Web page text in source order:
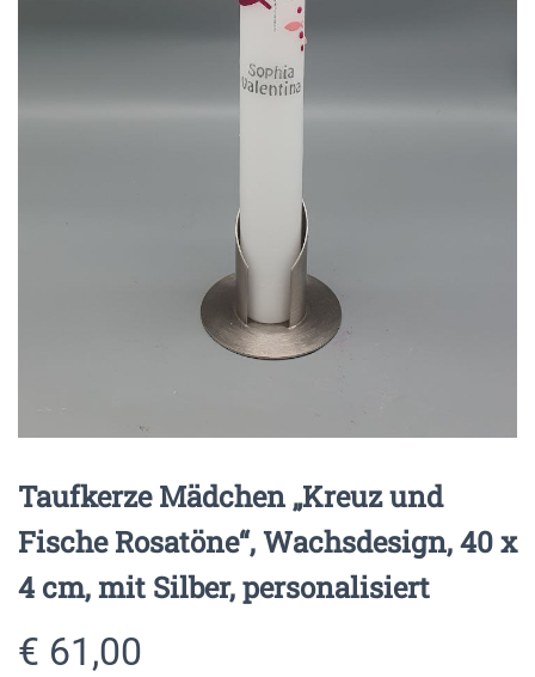
Taufkerze Mädchen „Kreuz und
Fische Rosatöne“, Wachsdesign, 40 x
4 cm, mit Silber, personalisiert
€ 61,00